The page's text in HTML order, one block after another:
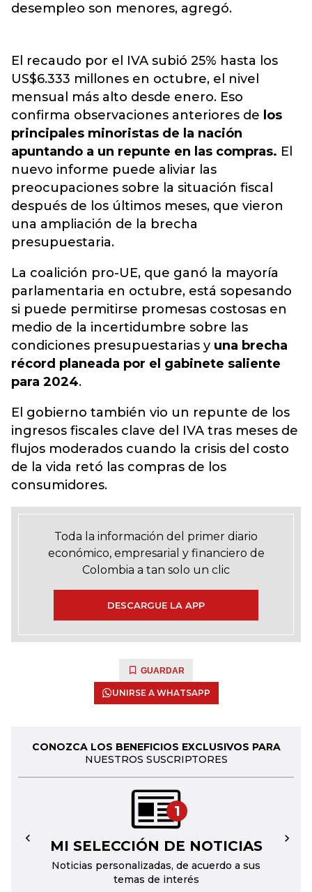
desempleo son menores, agregó.
El recaudo por el IVA subió 25% hasta los
US$6.333 millones en octubre, el nivel
mensual más alto desde enero. Eso
confirma observaciones anteriores de los
principales minoristas de la nación
apuntando a un repunte en las compras. El
nuevo informe puede aliviar las
preocupaciones sobre la situación fiscal
después de los últimos meses, que vieron
una ampliación de la brecha
presupuestaria.
La coalición pro-UE, que ganó la mayoría
parlamentaria en octubre, está sopesando
si puede permitirse promesas costosas en
medio de la incertidumbre sobre las
condiciones presupuestarias y una brecha
récord planeada por el gabinete saliente
para 2024.
El gobierno también vio un repunte de los
ingresos fiscales clave del IVA tras meses de
flujos moderados cuando la crisis del costo
de la vida retó las compras de los
consumidores.
Toda la información del primer diario
económico, empresarial y financiero de
Colombia a tan solo un clic
DESCARGUE LA APP
GUARDAR
UNIRSE A WHATSAPP
CONOZCA LOS BENEFICIOS EXCLUSIVOS PARA
NUESTROS SUSCRIPTORES
1
MI SELECCIÓN DE NOTICIAS
Noticias personalizadas, de acuerdo a sus
temas de interés
← →